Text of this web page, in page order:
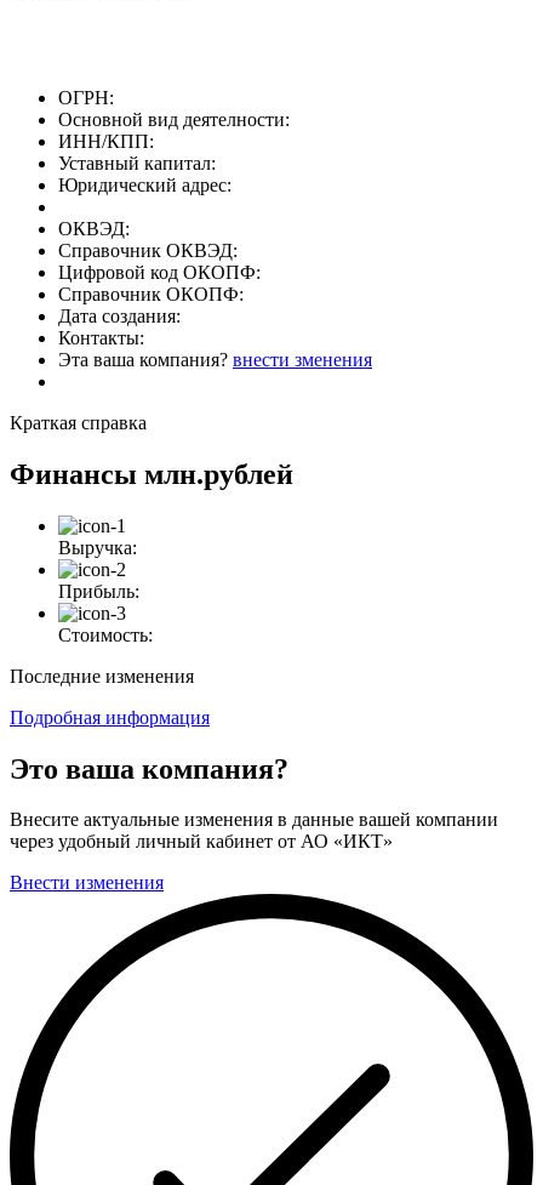
ОГРН:
Основной вид деятелности:
ИНН/КПП:
Уставный капитал:
Юридический адрес:
ОКВЭД:
Справочник ОКВЭД:
Цифровой код ОКОПФ:
Справочник ОКОПФ:
Дата создания:
Контакты:
Эта ваша компания? внести зменения
Краткая справка
Финансы млн.рублей
Выручка:
Прибыль:
Стоимость:
Последние изменения
Подробная информация
Это ваша компания?
Внесите актуальные изменения в данные вашей компании
через удобный личный кабинет от АО «ИКТ»
Внести изменения